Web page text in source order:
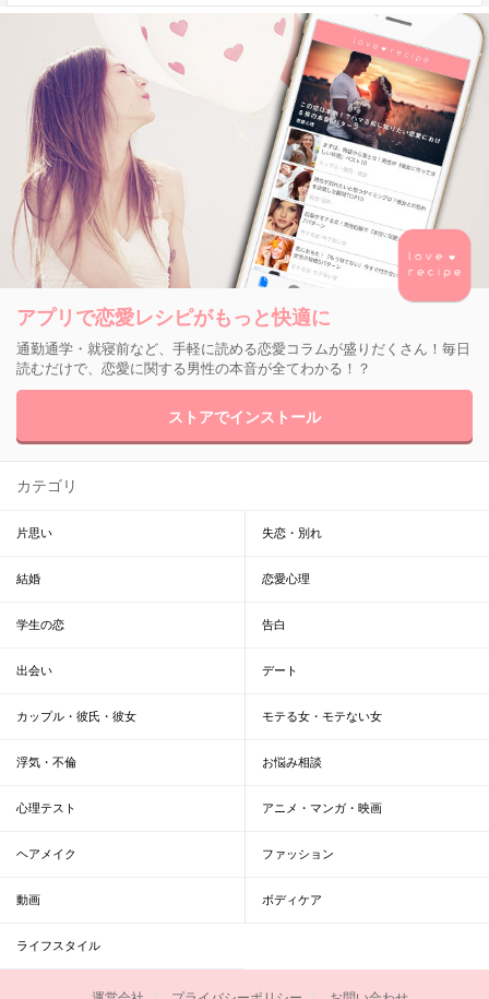
アプリで恋愛レシピがもっと快適に
通勤通学・就寝前など、手軽に読める恋愛コラムが盛りだくさん！毎日
読むだけで、恋愛に関する男性の本音が全てわかる！？
ストアでインストール
カテゴリ
片思い 失恋・別れ
結婚 恋愛心理
学生の恋 告白
出会い デート
カップル・彼氏・彼女 モテる女・モテない女
浮気・不倫 お悩み相談
心理テスト アニメ・マンガ・映画
ヘアメイク ファッション
動画 ボディケア
ライフスタイル